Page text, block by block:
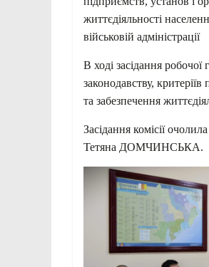
життєдіяльності
військовій адміністрації
В ході засідання
законодавству,
та забезпечення
Засідання комісії
Тетяна ДОМЧИНСЬКА.